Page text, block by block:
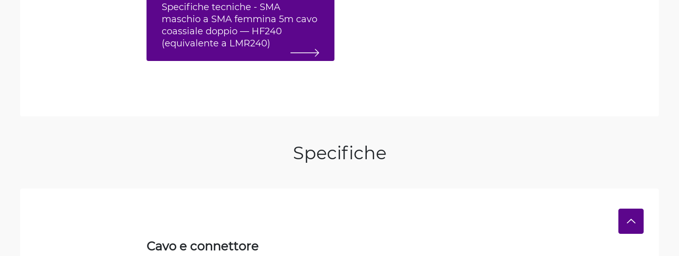
Specifiche tecniche - SMA
maschio a SMA femmina 5m cavo
coassiale doppio — HF240
(equivalente a LMR240)
Specifiche
Cavo e connettore